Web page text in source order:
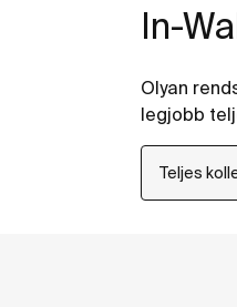
In-
Olyan
legjobb
Teljes